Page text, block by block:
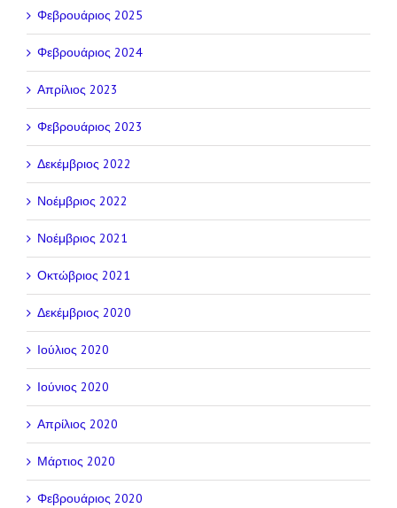
Φεβρουάριος 2025
Φεβρουάριος 2024
Απρίλιος 2023
Φεβρουάριος 2023
Δεκέμβριος 2022
Νοέμβριος 2022
Νοέμβριος 2021
Οκτώβριος 2021
Δεκέμβριος 2020
Ιούλιος 2020
Ιούνιος 2020
Απρίλιος 2020
Μάρτιος 2020
Φεβρουάριος 2020